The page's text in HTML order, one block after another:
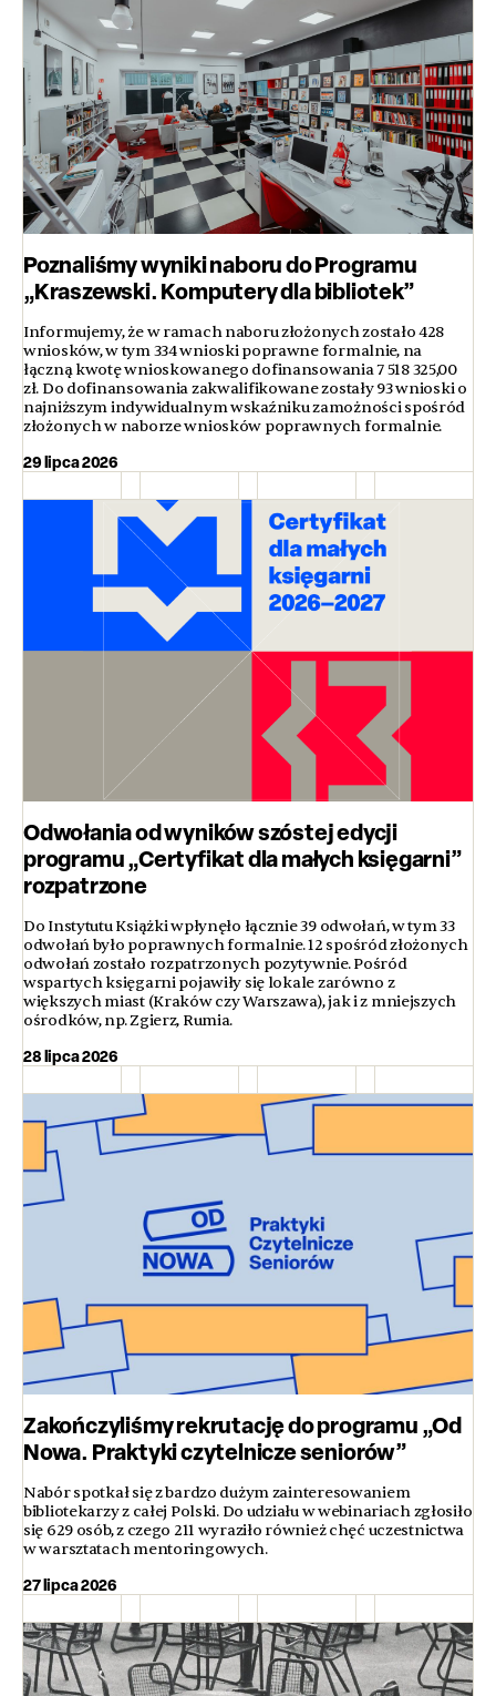
Poznaliśmy wyniki naboru do Programu
„Kraszewski. Komputery dla bibliotek”
Informujemy, że w ramach naboru złożonych zostało 428
wniosków, w tym 334 wnioski poprawne formalnie, na
łączną kwotę wnioskowanego dofinansowania 7 518 325,00
zł. Do dofinansowania zakwalifikowane zostały 93 wnioski o
najniższym indywidualnym wskaźniku zamożności spośród
złożonych w naborze wniosków poprawnych formalnie.
29 lipca 2026
Odwołania od wyników szóstej edycji
programu „Certyfikat dla małych księgarni”
rozpatrzone
Do Instytutu Książki wpłynęło łącznie 39 odwołań, w tym 33
odwołań było poprawnych formalnie. 12 spośród złożonych
odwołań zostało rozpatrzonych pozytywnie. Pośród
wspartych księgarni pojawiły się lokale zarówno z
większych miast (Kraków czy Warszawa), jak i z mniejszych
ośrodków, np. Zgierz, Rumia.
28 lipca 2026
Zakończyliśmy rekrutację do programu „Od
Nowa. Praktyki czytelnicze seniorów”
Nabór spotkał się z bardzo dużym zainteresowaniem
bibliotekarzy z całej Polski. Do udziału w webinariach zgłosiło
się 629 osób, z czego 211 wyraziło również chęć uczestnictwa
w warsztatach mentoringowych.
27 lipca 2026